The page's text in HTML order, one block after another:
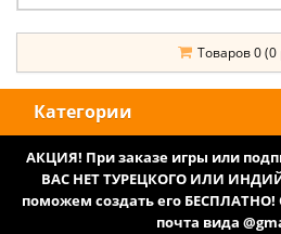
Товаров 0 (0
Категории
АКЦИЯ! При заказе игры или
ВАС НЕТ ТУРЕЦКОГО ИЛИ
поможем создать его БЕСПЛАТНО!
почта вида